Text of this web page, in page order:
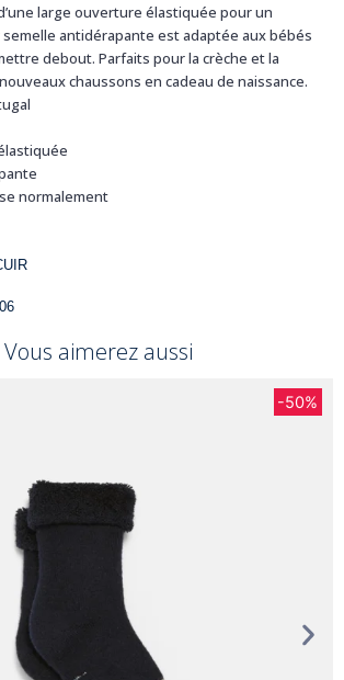
large ouverture élastiquée pour un
antidérapante est adaptée aux bébés
debout. Parfaits pour la crèche et la
chaussons en cadeau de naissance.
normalement
Vous aimerez aussi
-50%